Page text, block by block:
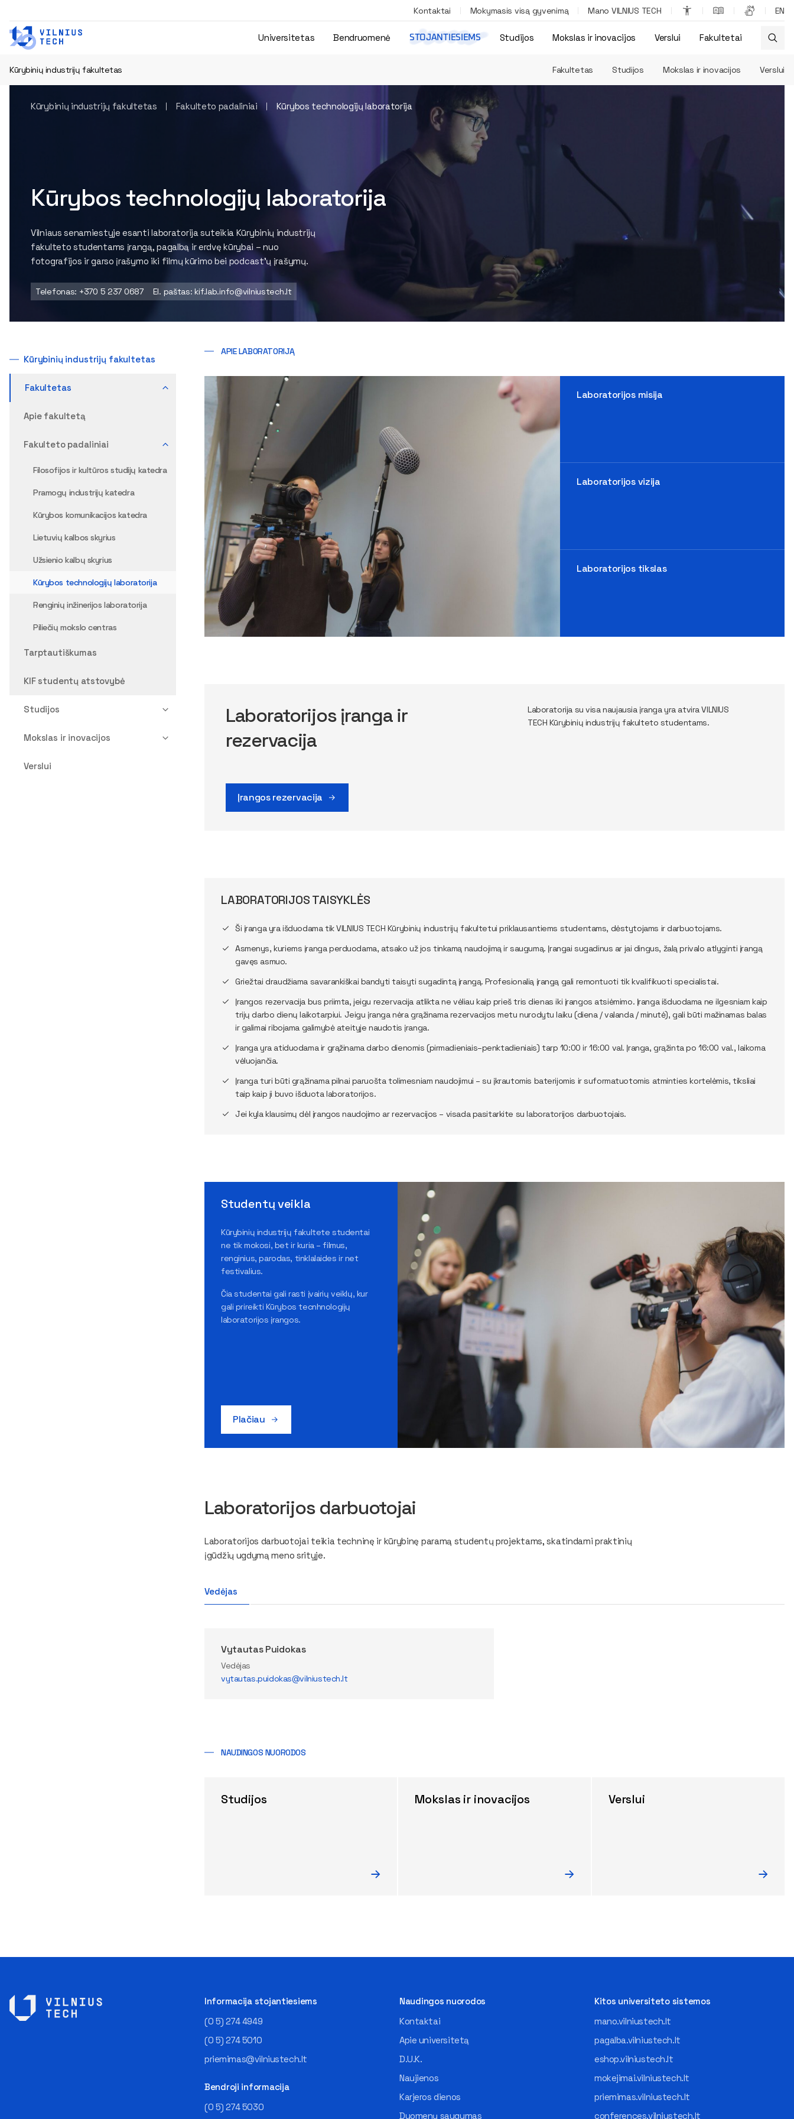
Kontaktai Mokymasis visą gyvenimą Mano VILNIUS TECH EN
Universitetas Bendruomenė STOJANTIESIEMS Studijos Mokslas ir inovacijos Verslui Fakultetai
Kūrybinių industrijų fakultetas Fakultetas Studijos Mokslas ir inovacijos Verslui
Kūrybinių industrijų fakultetas Fakulteto padaliniai Kūrybos technologijų laboratorija
Kūrybos technologijų laboratorija
Vilniaus senamiestyje esanti laboratorija suteikia Kūrybinių industrijų
fakulteto studentams įrangą, pagalbą ir erdvę kūrybai – nuo
fotografijos ir garso įrašymo iki filmų kūrimo bei podcast'ų įrašymų.
Telefonas: +370 5 237 0687 El. paštas: kif.lab.info@vilniustech.lt
Kūrybinių industrijų fakultetas
Fakultetas
Apie fakultetą
Fakulteto padaliniai
Filosofijos ir kultūros studijų katedra
Pramogų industrijų katedra
Kūrybos komunikacijos katedra
Lietuvių kalbos skyrius
Užsienio kalbų skyrius
Kūrybos technologijų laboratorija
Renginių inžinerijos laboratorija
Piliečių mokslo centras
Tarptautiškumas
KIF studentų atstovybė
Studijos
Mokslas ir inovacijos
Verslui
APIE LABORATORIJĄ
Laboratorijos misija
Laboratorijos vizija
Laboratorijos tikslas
Laboratorijos įranga ir
rezervacija
Įrangos rezervacija
Laboratorija su visa naujausia įranga yra atvira VILNIUS
TECH Kūrybinių industrijų fakulteto studentams.
LABORATORIJOS TAISYKLĖS
Ši įranga yra išduodama tik VILNIUS TECH Kūrybinių industrijų fakultetui priklausantiems studentams, dėstytojams ir darbuotojams.
Asmenys, kuriems įranga perduodama, atsako už jos tinkamą naudojimą ir saugumą. Įrangai sugadinus ar jai dingus, žalą privalo atlyginti įrangą
gavęs asmuo.
Griežtai draudžiama savarankiškai bandyti taisyti sugadintą įrangą. Profesionalią įrangą gali remontuoti tik kvalifikuoti specialistai.
Įrangos rezervacija bus priimta, jeigu rezervacija atlikta ne vėliau kaip prieš tris dienas iki įrangos atsiėmimo. Įranga išduodama ne ilgesniam kaip
trijų darbo dienų laikotarpiui. Jeigu įranga nėra grąžinama rezervacijos metu nurodytu laiku (diena / valanda / minutė), gali būti mažinamas balas
ir galimai ribojama galimybė ateityje naudotis įranga.
Įranga yra atiduodama ir grąžinama darbo dienomis (pirmadieniais–penktadieniais) tarp 10:00 ir 16:00 val. Įranga, grąžinta po 16:00 val., laikoma
vėluojančia.
Įranga turi būti grąžinama pilnai paruošta tolimesniam naudojimui – su įkrautomis baterijomis ir suformatuotomis atminties kortelėmis, tiksliai
taip kaip ji buvo išduota laboratorijos.
Jei kyla klausimų dėl įrangos naudojimo ar rezervacijos – visada pasitarkite su laboratorijos darbuotojais.
Studentų veikla
Kūrybinių industrijų fakultete studentai
ne tik mokosi, bet ir kuria – filmus,
renginius, parodas, tinklalaides ir net
festivalius.
Čia studentai gali rasti įvairių veiklų, kur
gali prireikti Kūrybos tecnhnologijų
laboratorijos įrangos.
Plačiau
Laboratorijos darbuotojai
Laboratorijos darbuotojai teikia techninę ir kūrybinę paramą studentų projektams, skatindami praktinių
įgūdžių ugdymą meno srityje.
Vedėjas
Vytautas Puidokas
Vedėjas
vytautas.puidokas@vilniustech.lt
NAUDINGOS NUORODOS
Studijos Mokslas ir inovacijos Verslui
Informacija stojantiesiems
(0 5) 274 4949
(0 5) 274 5010
priemimas@vilniustech.lt
Bendroji informacija
(0 5) 274 5030
Naudingos nuorodos
Kontaktai
Apie universitetą
D.U.K.
Naujienos
Karjeros dienos
Duomenų saugumas
Kitos universiteto sistemos
mano.vilniustech.lt
pagalba.vilniustech.lt
eshop.vilniustech.lt
mokejimai.vilniustech.lt
priemimas.vilniustech.lt
conferences.vilniustech.lt